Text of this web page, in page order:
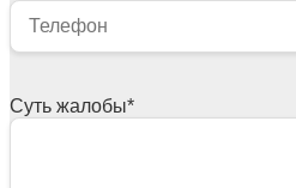
Суть жалобы*